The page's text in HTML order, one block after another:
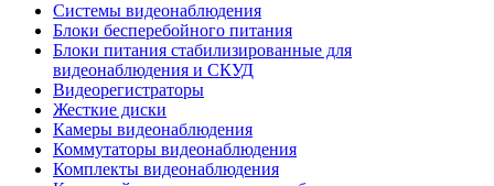
Системы видеонаблюдения
Блоки бесперебойного питания
Блоки питания стабилизированные для
видеонаблюдения и СКУД
Видеорегистраторы
Жесткие диски
Камеры видеонаблюдения
Коммутаторы видеонаблюдения
Комплекты видеонаблюдения